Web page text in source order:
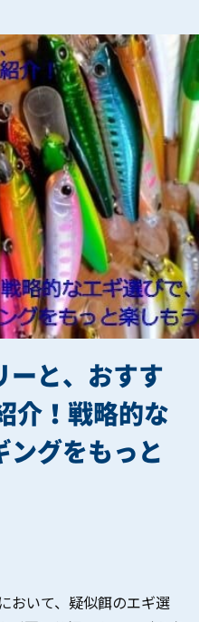
ーと、おすす
介！戦略的な
ングをもっと
おいて、疑似餌のエギ選